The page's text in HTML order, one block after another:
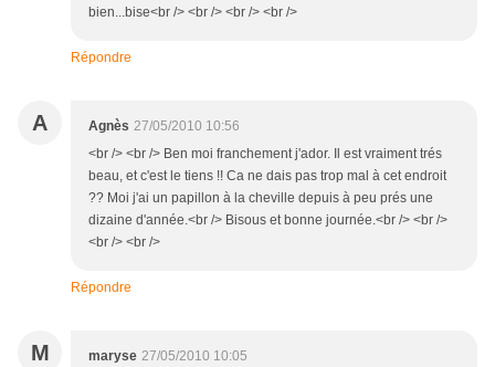
bien...bise<br /> <br /> <br /> <br />
Répondre
A Agnès 27/05/2010 10:56
<br /> <br /> Ben moi franchement j'ador. Il est vraiment trés
beau, et c'est le tiens !! Ca ne dais pas trop mal à cet endroit
?? Moi j'ai un papillon à la cheville depuis à peu prés une
dizaine d'année.<br /> Bisous et bonne journée.<br /> <br />
<br /> <br />
Répondre
M maryse 27/05/2010 10:05